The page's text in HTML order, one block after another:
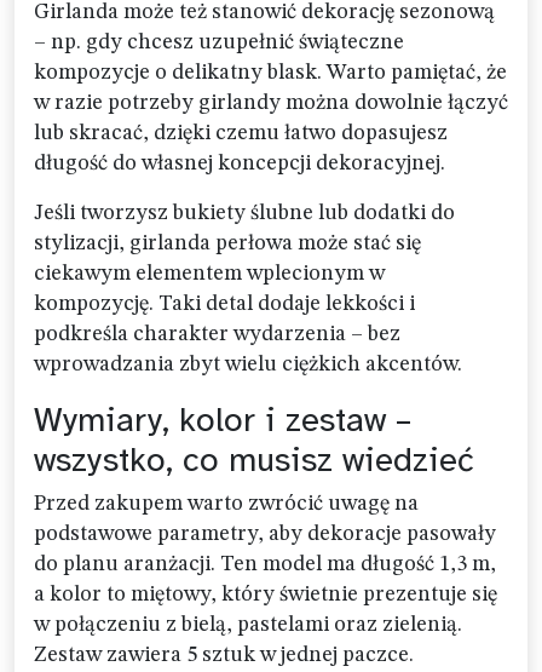
Girlanda może też stanowić dekorację sezonową
– np. gdy chcesz uzupełnić świąteczne
kompozycje o delikatny blask. Warto pamiętać, że
w razie potrzeby girlandy można dowolnie łączyć
lub skracać, dzięki czemu łatwo dopasujesz
długość do własnej koncepcji dekoracyjnej.
Jeśli tworzysz bukiety ślubne lub dodatki do
stylizacji, girlanda perłowa może stać się
ciekawym elementem wplecionym w
kompozycję. Taki detal dodaje lekkości i
podkreśla charakter wydarzenia – bez
wprowadzania zbyt wielu ciężkich akcentów.
Wymiary, kolor i zestaw –
wszystko, co musisz wiedzieć
Przed zakupem warto zwrócić uwagę na
podstawowe parametry, aby dekoracje pasowały
do planu aranżacji. Ten model ma długość 1,3 m,
a kolor to miętowy, który świetnie prezentuje się
w połączeniu z bielą, pastelami oraz zielenią.
Zestaw zawiera 5 sztuk w jednej paczce.